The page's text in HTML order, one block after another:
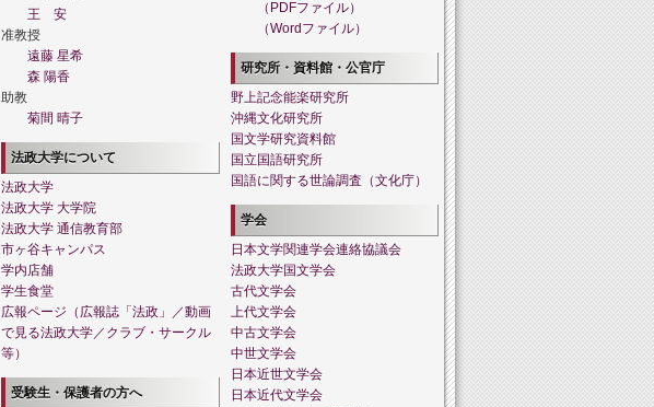
王 安
准教授
遠藤 星希
森 陽香
助教
菊間 晴子
法政大学について
法政大学
法政大学 大学院
法政大学 通信教育部
市ヶ谷キャンパス
学内店舗
学生食堂
広報ページ（広報誌「法政」／動画
で見る法政大学／クラブ・サークル
等）
受験生・保護者の方へ
（PDFファイル）
（Wordファイル）
研究所・資料館・公官庁
野上記念能楽研究所
沖縄文化研究所
国文学研究資料館
国立国語研究所
国語に関する世論調査（文化庁）
学会
日本文学関連学会連絡協議会
法政大学国文学会
古代文学会
上代文学会
中古文学会
中世文学会
日本近世文学会
日本近代文学会